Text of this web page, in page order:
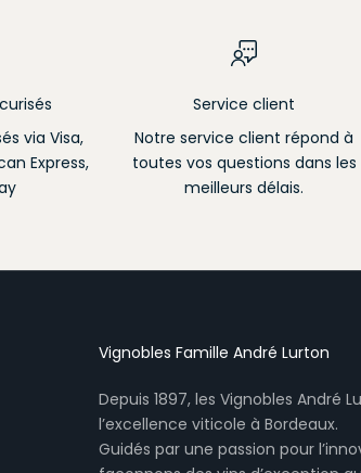
via Visa,
Express,
Service client
Notre service client répond à
toutes vos questions dans les
meilleurs délais.
Vignobles Famille André Lurton
Depuis 1897, les Vignobles André
l’excellence viticole à Bordeaux.
Guidés par une passion pour